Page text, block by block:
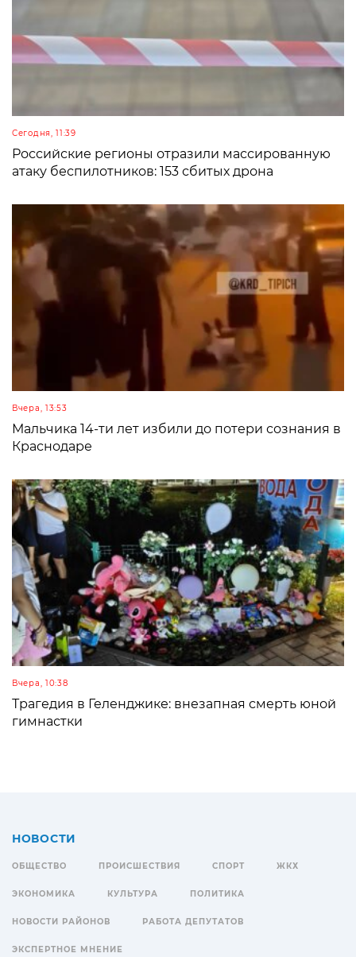
Сегодня, 11:39
Российские регионы отразили массированную
атаку беспилотников: 153 сбитых дрона
Вчера, 13:53
Мальчика 14-ти лет избили до потери сознания в
Краснодаре
Вчера, 10:38
Трагедия в Геленджике: внезапная смерть юной
гимнастки
НОВОСТИ
ОБЩЕСТВО ПРОИСШЕСТВИЯ СПОРТ ЖКХ
ЭКОНОМИКА КУЛЬТУРА ПОЛИТИКА
НОВОСТИ РАЙОНОВ РАБОТА ДЕПУТАТОВ
ЭКСПЕРТНОЕ МНЕНИЕ